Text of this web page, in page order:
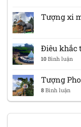
Tượng xi
Điêu khắc
10Bình luận
Tượng
8Bình luận